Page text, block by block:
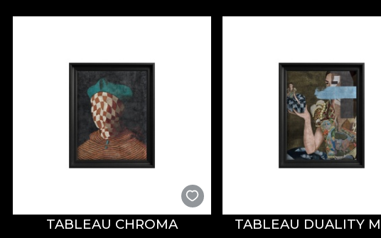
TABLEAU CHROMA
TABLEAU DUALITY